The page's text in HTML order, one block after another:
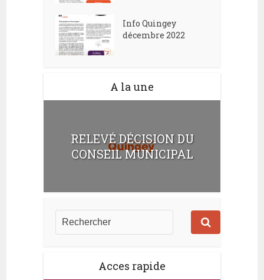
Info Quingey
décembre 2022
A la une
RELEVÉ DÉCISION DU
CONSEIL MUNICIPAL
Acces rapide